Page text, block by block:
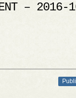
– 2016-